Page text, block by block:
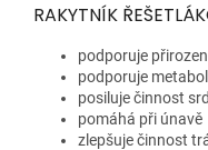
RAKYTNÍK
podporuje
podporuje
posiluje činnost
pomáhá při únavě
zlepšuje činnost